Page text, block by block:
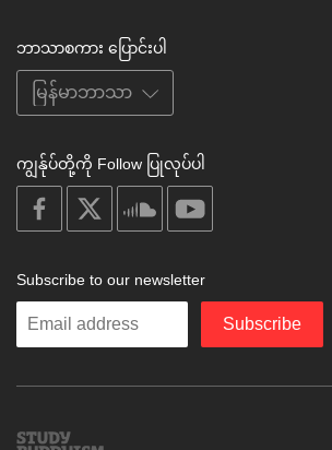
ဘာသာစကား ပြောင်းပါ
ကျွန်ုပ်တို့ကို Follow ပြုလုပ်ပါ
on
facebook
soundcloud
Subscribe to our newsletter
Enter
Subscribe
Study